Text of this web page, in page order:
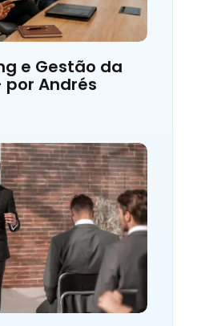
e Gestão da
Andrés